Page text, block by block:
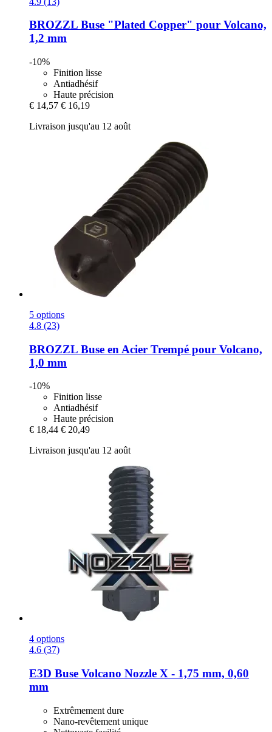
BROZZL Buse "Plated Copper" pour Volcano,
1,2 mm
-10%
Finition lisse
Antiadhésif
Haute précision
€ 14,57 € 16,19
Livraison jusqu'au 12 août
5 options
4.8 (23)
BROZZL Buse en Acier Trempé pour Volcano,
1,0 mm
-10%
Finition lisse
Antiadhésif
Haute précision
€ 18,44 € 20,49
Livraison jusqu'au 12 août
4 options
4.6 (37)
E3D Buse Volcano Nozzle X -​ 1,75 mm, 0,60
mm
Extrêmement dure
Nano-revêtement unique